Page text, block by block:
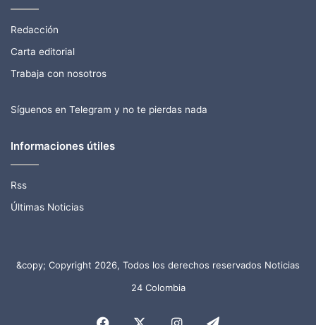
Redacción
Carta editorial
Trabaja con nosotros
Síguenos en Telegram y no te pierdas nada
Informaciones útiles
Rss
Últimas Noticias
&copy; Copyright 2026, Todos los derechos reservados Noticias
24 Colombia
Facebook InstagramTelegram